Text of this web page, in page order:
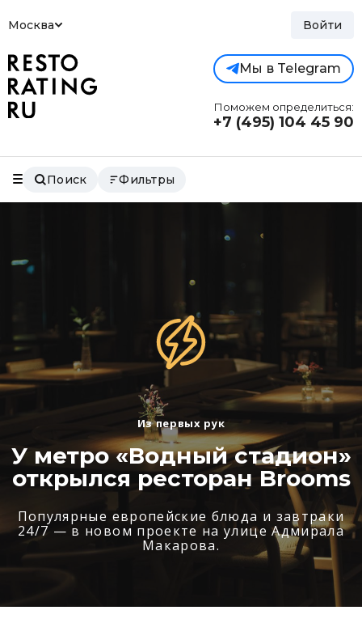
Москва Войти
Мы в Telegram
Поможем определиться:
+7 (495) 104 45 90
Поиск Фильтры
Из первых рук
У метро «Водный стадион»
открылся ресторан Brooms
Популярные европейские блюда и завтраки
24/7 — в новом проекте на улице Адмирала
Макарова.